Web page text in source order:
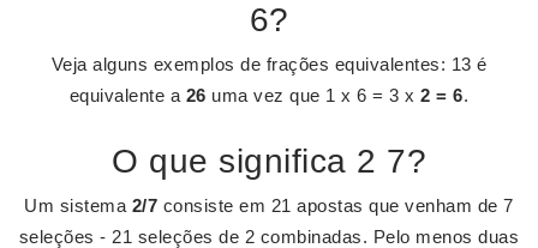
6?
Veja alguns exemplos de frações equivalentes: 13 é
equivalente a 26 uma vez que 1 x 6 = 3 x2 = 6.
O que significa 2 7?
Um sistema 2/7 consiste em 21 apostas que venham de 7
seleções - 21 seleções de 2 combinadas. Pelo menos duas